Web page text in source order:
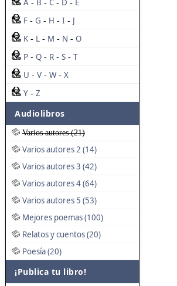
A - B - C - D - E
F - G - H - I - J
K - L - M - N - O
P - Q - R - S - T
U - V - W - X
Y - Z
Audiolibros
Varios autores (21)
Varios autores 2 (14)
Varios autores 3 (42)
Varios autores 4 (64)
Varios autores 5 (53)
Mejores poemas (100)
Relatos y cuentos (20)
Poesía (20)
¡Publica tu libro!